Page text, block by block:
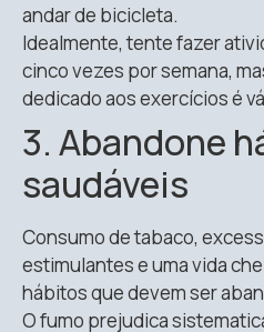
andar de bicicleta.
Idealmente, tente fazer
cinco vezes por semana,
dedicado aos exercícios é
3. Abandone
saudáveis
Consumo de tabaco,
estimulantes e uma vida
hábitos que devem ser
O fumo prejudica